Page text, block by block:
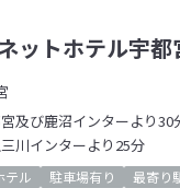
ットホテル宇都
及び鹿沼インターより30
川インターより25分
テル 駐車場有り
最寄り